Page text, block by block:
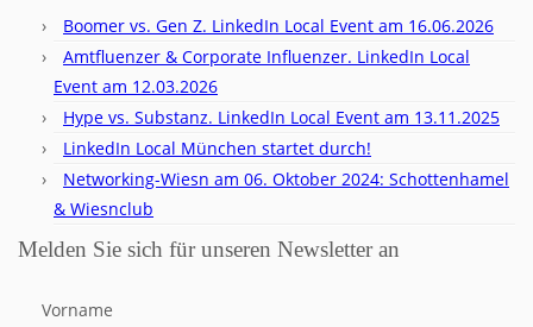
Boomer vs. Gen Z. LinkedIn Local Event am 16.06.2026
Amtfluenzer & Corporate Influenzer. LinkedIn Local
Event am 12.03.2026
Hype vs. Substanz. LinkedIn Local Event am 13.11.2025
LinkedIn Local München startet durch!
Networking-Wiesn am 06. Oktober 2024: Schottenhamel
& Wiesnclub
Melden Sie sich für unseren Newsletter an
Vorname